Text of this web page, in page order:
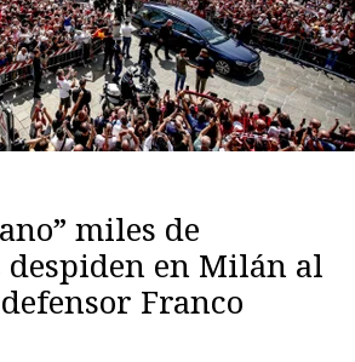
miles de
despiden en Milán al
Franco